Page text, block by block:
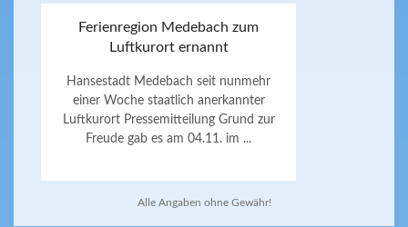
Ferienregion Medebach zum
Luftkurort ernannt
Hansestadt Medebach seit nunmehr
einer Woche staatlich anerkannter
Luftkurort Pressemitteilung Grund zur
Freude gab es am 04.11. im ...
Alle Angaben ohne Gewähr!